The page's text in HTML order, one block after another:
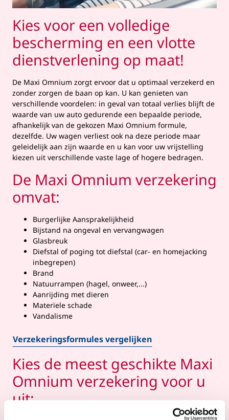
Kies voor een volledige
bescherming en een vlotte
dienstverlening op maat!
De Maxi Omnium zorgt ervoor dat u optimaal verzekerd en
zonder zorgen de baan op kan. U kan genieten van
verschillende voordelen: in geval van totaal verlies blijft de
waarde van uw auto gedurende een bepaalde periode,
afhankelijk van de gekozen Maxi Omnium formule,
dezelfde. Uw wagen verliest ook na deze periode maar
geleidelijk aan zijn waarde en u kan voor uw vrijstelling
kiezen uit verschillende vaste lage of hogere bedragen.
De Maxi Omnium verzekering
omvat:
Burgerlijke Aansprakelijkheid
Bijstand na ongeval en vervangwagen
Glasbreuk
Diefstal of poging tot diefstal (car- en homejacking
inbegrepen)
Brand
Natuurrampen (hagel, onweer,...)
Aanrijding met dieren
Materïele schade
Vandalisme
​​​​​Verzekeringsformules vergelijken
Kies de meest geschikte Maxi
Omnium verzekering voor u
uit: